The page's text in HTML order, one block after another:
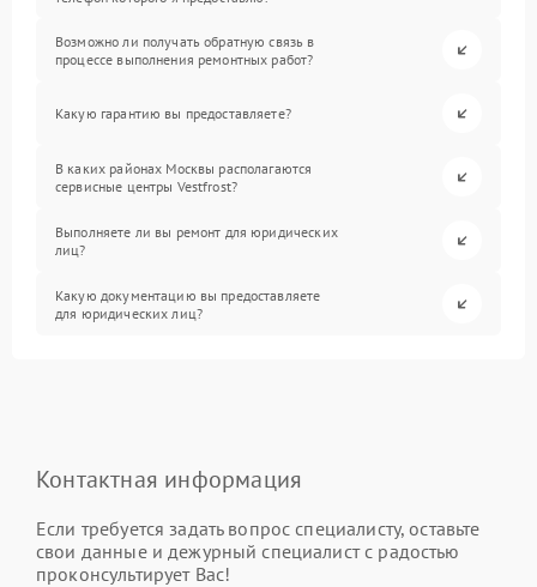
Возможно ли получать обратную связь в
процессе выполнения ремонтных работ?
Какую гарантию вы предоставляете?
В каких районах Москвы располагаются
сервисные центры Vestfrost?
Выполняете ли вы ремонт для юридических
лиц?
Какую документацию вы предоставляете
для юридических лиц?
Контактная информация
Если требуется задать вопрос специалисту, оставьте
свои данные и дежурный специалист с радостью
проконсультирует Вас!